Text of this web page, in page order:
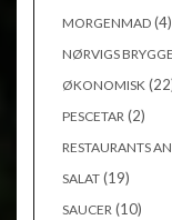
MORGENMAD (4)
NØRVIGS
ØKONOMISK
PESCETAR (2)
RESTAURANTS
SALAT (19)
SAUCER (10)